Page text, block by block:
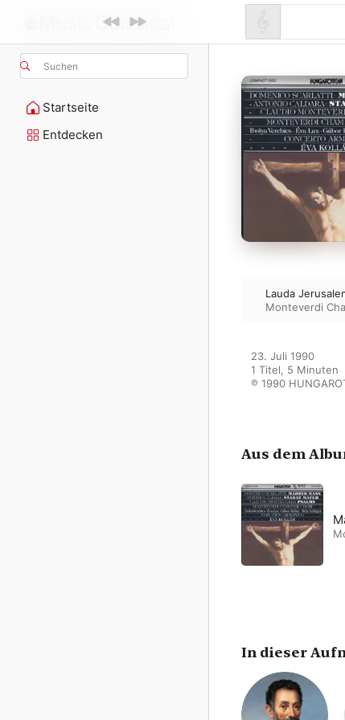
Suchen
Startseite
Entdecken
Lauda
Monteverdi
23. Juli 1990
1 Titel, 5 Minuten
℗ 1990
Aus dem
In dieser